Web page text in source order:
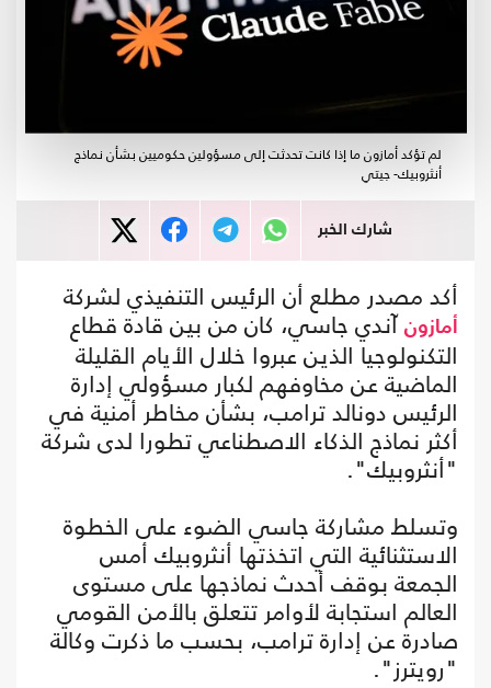
لم تؤكد أمازون ما إذا كانت تحدثت إلى مسؤولين حكوميين بشأن نماذج
أنثروبيك- جيتي
شارك الخبر
أكد مصدر مطلع أن الرئيس التنفيذي لشركة
أمازون آندي جاسي، كان من بين قادة قطاع
التكنولوجيا الذين عبروا خلال الأيام القليلة
الماضية عن مخاوفهم لكبار مسؤولي إدارة
الرئيس دونالد ترامب، بشأن مخاطر أمنية في
أكثر نماذج الذكاء الاصطناعي تطورا لدى شركة
"أنثروبيك".
وتسلط مشاركة جاسي الضوء على الخطوة
الاستثنائية التي اتخذتها أنثروبيك أمس
الجمعة بوقف أحدث نماذجها على مستوى
العالم استجابة لأوامر تتعلق بالأمن القومي
صادرة عن إدارة ترامب، بحسب ما ذكرت وكالة
"رويترز".